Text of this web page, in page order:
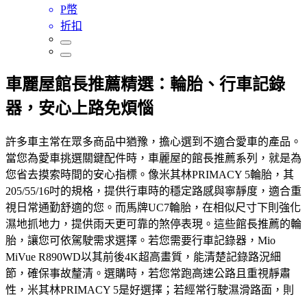
P幣
折扣
車麗屋館長推薦精選：輪胎、行車記錄
器，安心上路免煩惱
許多車主常在眾多商品中猶豫，擔心選到不適合愛車的產品。
當您為愛車挑選關鍵配件時，車麗屋的館長推薦系列，就是為
您省去摸索時間的安心指標。像米其林PRIMACY 5輪胎，其
205/55/16吋的規格，提供行車時的穩定路感與寧靜度，適合重
視日常通勤舒適的您。而馬牌UC7輪胎，在相似尺寸下則強化
濕地抓地力，提供雨天更可靠的煞停表現。這些館長推薦的輪
胎，讓您可依駕駛需求選擇。若您需要行車記錄器，Mio
MiVue R890WD以其前後4K超高畫質，能清楚記錄路況細
節，確保事故釐清。選購時，若您常跑高速公路且重視靜肅
性，米其林PRIMACY 5是好選擇；若經常行駛濕滑路面，則